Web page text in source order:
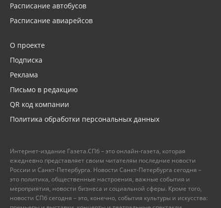
Расписание автобусов
Расписание авиарейсов
О проекте
Подписка
Реклама
Письмо в редакцию
QR код компании
Политика обработки персональных данных
Интернет-издание Газета.СПб – это онлайн-газета, которая
ежедневно представляет своим читателям последние новости
России и Санкт-Петербурга. Новости Санкт-Петербурга сегодня –
это политика, общественные настроения, важные события и
мероприятия, новости бизнеса и социальной сферы. Кроме того,
новости СПб сегодня – это, конечно, события культуры и искусства: